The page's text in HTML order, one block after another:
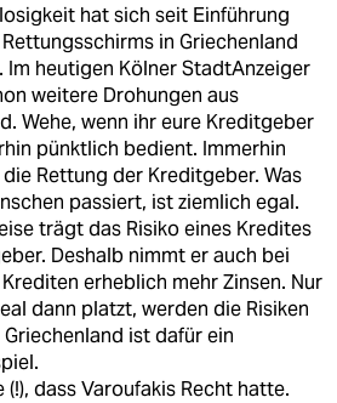
hat sich seit Einführung
in Griechenland
heutigen Kölner StadtAnzeiger
weitere Drohungen aus
Wehe, wenn ihr eure Kreditgeber
pünktlich bedient. Immerhin
Rettung der Kreditgeber. Was
passiert, ist ziemlich egal.
trägt das Risiko eines Kredites
Deshalb nimmt er auch bei
erheblich mehr Zinsen. Nur
dann platzt, werden die Risiken
ist dafür ein
(!), dass Varoufakis Recht hatte.